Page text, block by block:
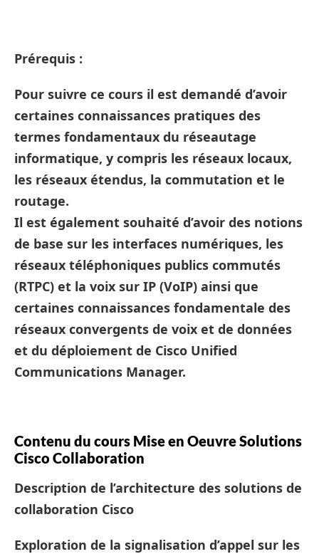
Prérequis :
Pour suivre ce cours il est demandé d’avoir
certaines connaissances pratiques des
termes fondamentaux du réseautage
informatique, y compris les réseaux locaux,
les réseaux étendus, la commutation et le
routage.
Il est également souhaité d’avoir des notions
de base sur les interfaces numériques, les
réseaux téléphoniques publics commutés
(RTPC) et la voix sur IP (VoIP) ainsi que
certaines connaissances fondamentale des
réseaux convergents de voix et de données
et du déploiement de Cisco Unified
Communications Manager.
Contenu du cours Mise en Oeuvre Solutions
Cisco Collaboration
Description de l’architecture des solutions de
collaboration Cisco
Exploration de la signalisation d’appel sur les